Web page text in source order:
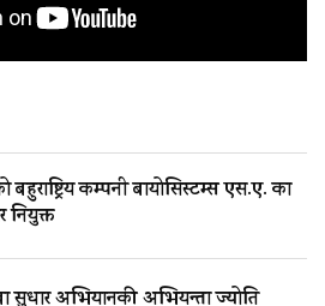
शल्यक्रिया आवश्यक पर्छ
कम्पनी बायोसिस्टम्स एस.ए. का
नियुक्त